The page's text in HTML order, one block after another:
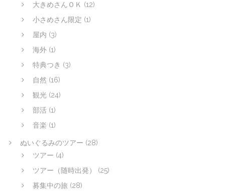
大きめさんＯＫ (12)
小さめさん限定 (1)
屋内 (3)
海外 (1)
特典つき (3)
自然 (16)
観光 (24)
部活 (1)
音楽 (1)
ぬいぐるみのツアー (28)
ツアー (4)
ツアー（随時出発）
(25)
募集中の旅 (28)